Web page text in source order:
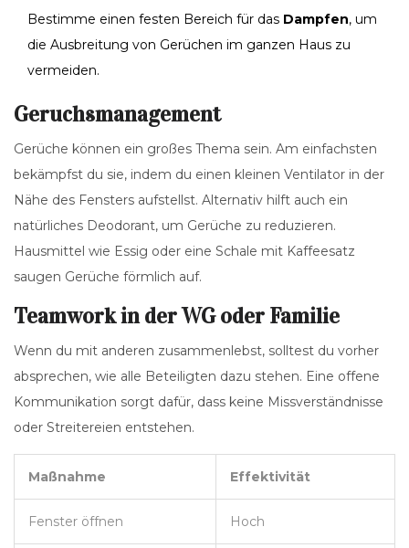
Bestimme einen festen Bereich für das Dampfen, um
die Ausbreitung von Gerüchen im ganzen Haus zu
vermeiden.
Geruchsmanagement
Gerüche können ein großes Thema sein. Am einfachsten
bekämpfst du sie, indem du einen kleinen Ventilator in der
Nähe des Fensters aufstellst. Alternativ hilft auch ein
natürliches Deodorant, um Gerüche zu reduzieren.
Hausmittel wie Essig oder eine Schale mit Kaffeesatz
saugen Gerüche förmlich auf.
Teamwork in der WG oder Familie
Wenn du mit anderen zusammenlebst, solltest du vorher
absprechen, wie alle Beteiligten dazu stehen. Eine offene
Kommunikation sorgt dafür, dass keine Missverständnisse
oder Streitereien entstehen.
Maßnahme Effektivität
Fenster öffnen Hoch